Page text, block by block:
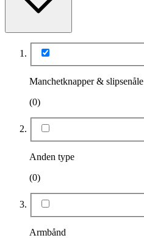
Manchetknapper & slipsenåle
(0)
Anden type
(0)
Armbånd